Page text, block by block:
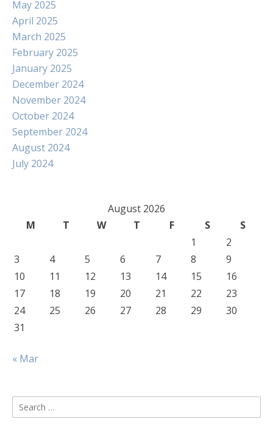
May 2025
April 2025
March 2025
February 2025
January 2025
December 2024
November 2024
October 2024
September 2024
August 2024
July 2024
August 2026
M
T W T F S
S
1
2
3
4 5 6 7 8
9
10
11 12 13 14 15
16
17
18 19 20 21 22
23
24
25 26 27 28 29
30
31
« Mar
Search
for: